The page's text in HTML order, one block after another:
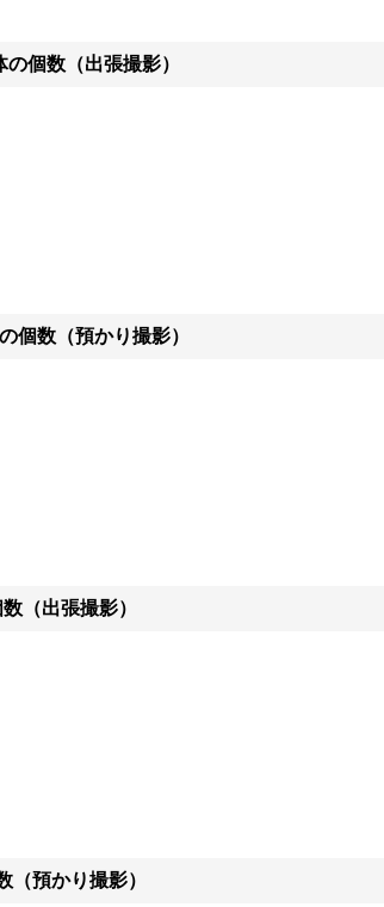
ことを得意としております。
どのご提案もできますので、
ト、家族写真まで幅広く対応いたします。
えられるフォトグラファーを目指しております。
大事にしております。
個数（出張撮影）
個数（預かり撮影）
（出張撮影）
（預かり撮影）